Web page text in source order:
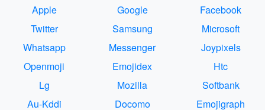
Apple Google
Facebook
Twitter
Samsung
Microsoft
Whatsapp
Messenger
Joypixels
Openmoji
Emojidex
Htc
Lg
Mozilla
Softbank
Au-Kddi
Docomo
Emojigraph